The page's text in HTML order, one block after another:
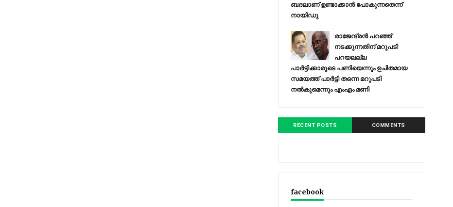
ബദലാണ് ഉണ്ടാക്കാന്‍ പോകുന്നതെന്ന്
നായിഡു
രാജേന്ദ്രന്‍ പറഞ്ഞ്
നടക്കുന്നതിന് മറുപടി
പറയലല്ല
പാര്‍ട്ടിക്കാരുടെ പണിയെന്നും ഉചിതമായ
സമയത്ത് പാര്‍ട്ടി തന്നെ മറുപടി
നല്‍കുമെന്നും എംഎം മണി
RECENT POSTS COMMENTS
facebook